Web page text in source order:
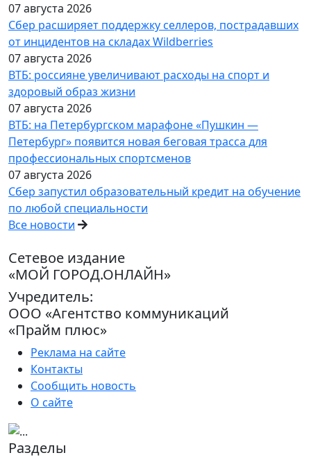
07 августа 2026
Сбер расширяет поддержку селлеров, пострадавших
от инцидентов на складах Wildberries
07 августа 2026
ВТБ: россияне увеличивают расходы на спорт и
здоровый образ жизни
07 августа 2026
ВТБ: на Петербургском марафоне «Пушкин —
Петербург» появится новая беговая трасса для
профессиональных спортсменов
07 августа 2026
Сбер запустил образовательный кредит на обучение
по любой специальности
Все новости
Сетевое издание
«МОЙ ГОРОД.ОНЛАЙН»
Учредитель:
ООО «Агентство коммуникаций
«Прайм плюс»
Реклама на сайте
Контакты
Сообщить новость
О сайте
Разделы